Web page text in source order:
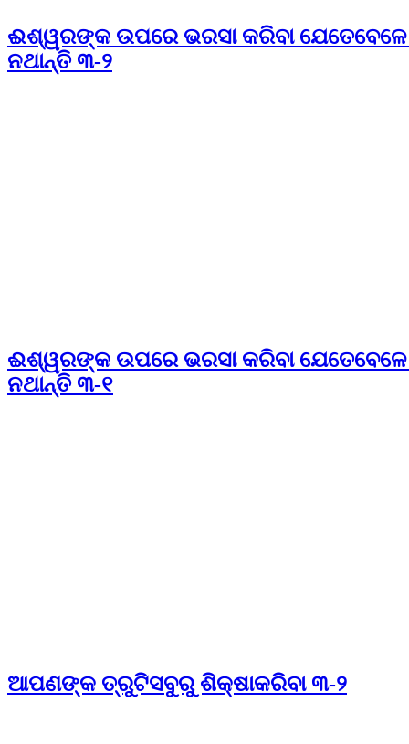
ଈଶ୍ୱରଙ୍କ ଉପରେ ଭରସା କରିବା
ନଥାନ୍ତି ୩-୨
ଈଶ୍ୱରଙ୍କ ଉପରେ ଭରସା କରିବା
ନଥାନ୍ତି ୩-୧
ଆପଣଙ୍କ ତ୍ରୁଟିସବୁରୁ ଶିକ୍ଷାକରିବା ୩-୨